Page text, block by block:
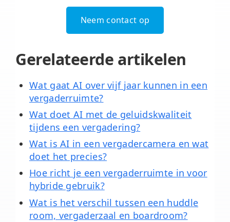
Neem contact op
Gerelateerde artikelen
Wat gaat AI over vijf jaar kunnen in een
vergaderruimte?
Wat doet AI met de geluidskwaliteit
tijdens een vergadering?
Wat is AI in een vergadercamera en wat
doet het precies?
Hoe richt je een vergaderruimte in voor
hybride gebruik?
Wat is het verschil tussen een huddle
room, vergaderzaal en boardroom?